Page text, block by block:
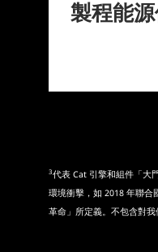
製程能
3代表 Cat 引擎和組件「大
環境衝擊，如 2018 年聯合
革命」所定義。不包含對我